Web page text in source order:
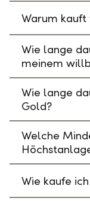
Warum
Wie lange
meinem
Wie lange
Gold?
Welche
Wie kaufe